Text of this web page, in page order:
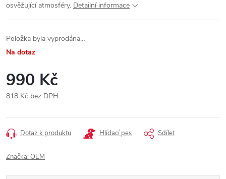
osvěžující atmosféry. Detailní informace
Položka byla vyprodána…
Na dotaz
990 Kč
818 Kč bez DPH
cena:
Dotaz k produktu Hlídací pes Sdílet
Značka: OEM